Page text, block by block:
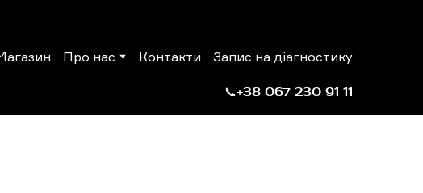
Про нас Контакти Запис на діагностику
📞+38 067 230 91 11